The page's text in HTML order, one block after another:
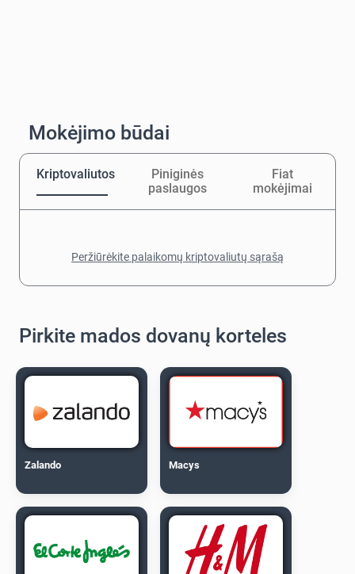
Mokėjimo būdai
Kriptovaliutos
Piniginės
paslaugos
Fiat
mokėjimai
Peržiūrėkite palaikomų kriptovaliutų sąrašą
Pirkite mados dovanų korteles
Zalando Macys